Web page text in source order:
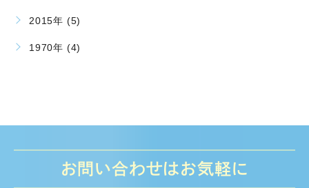
2015年 (5)
1970年 (4)
お問い合わせはお気軽に